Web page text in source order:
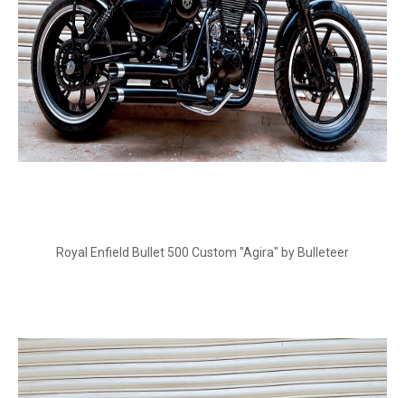
Royal Enfield Bullet 500 Custom "Agira" by Bulleteer